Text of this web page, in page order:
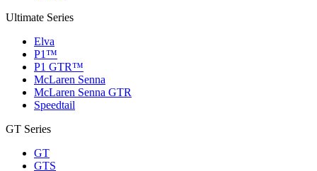
Ultimate Series
Elva
P1™
P1 GTR™
McLaren Senna
McLaren Senna GTR
Speedtail
GT Series
GT
GTS